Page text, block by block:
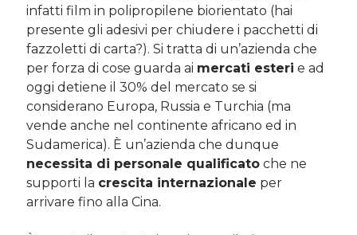
GuyasuDel 2023 e di come la mia famiglia sta affrontando la
sclerosi multipla
Cerca nel blog
Cerca
infatti film in polipropilene biorientato (hai
presente gli adesivi per chiudere i pacchetti di
fazzoletti di carta?). Si tratta di un’azienda che
per forza di cose guarda ai mercati esteri e ad
oggi detiene il 30% del mercato se si
considerano Europa, Russia e Turchia (ma
vende anche nel continente africano ed in
Sudamerica). È un’azienda che dunque
necessita di personale qualificato che ne
supporti la crescita internazionale per
arrivare fino alla Cina.